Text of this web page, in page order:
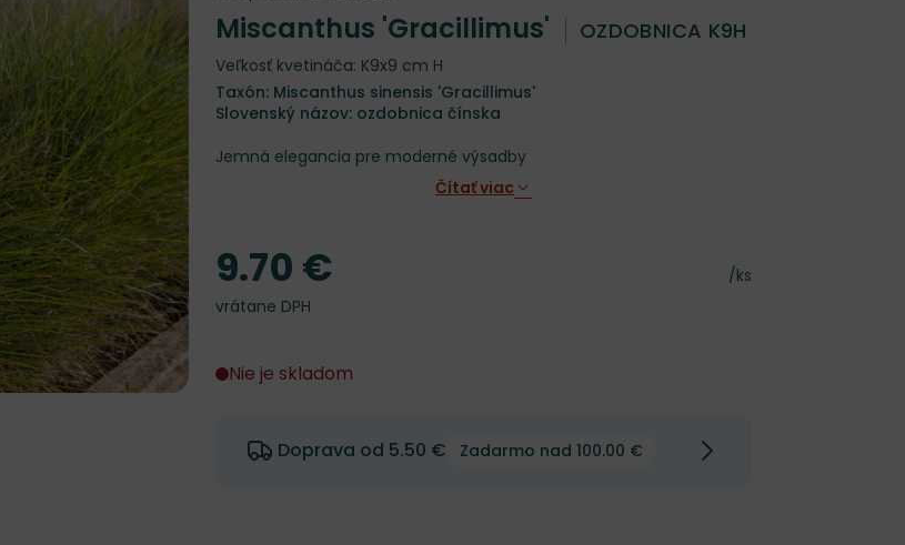
Miscanthus 'Gracillimus' OZDOBNICA K9H
Veľkosť kvetináča: K9x9 cm H
Taxón: Miscanthus sinensis 'Gracillimus'
Slovenský názov: ozdobnica čínska
Jemná elegancia pre moderné výsadby
Čítať viac
Cena za kus
/ks
Cena
9.70 €
vrátane DPH
Nie je skladom
Doprava od 5.50 € Zadarmo nad 100.00 €